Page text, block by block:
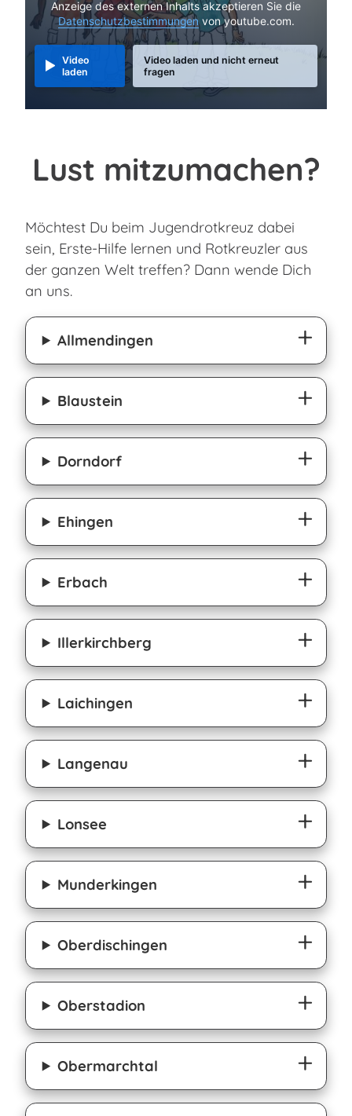
Anzeige des externen Inhalts akzeptieren Sie die
Datenschutzbestimmungenvon youtube.com.
Video
laden
Video laden und nicht erneut
fragen
Lust mitzumachen?
Möchtest Du beim Jugendrotkreuz dabei
sein, Erste-Hilfe lernen und Rotkreuzler aus
der ganzen Welt treffen? Dann wende Dich
an uns.
Allmendingen
Blaustein
Dorndorf
Ehingen
Erbach
Illerkirchberg
Laichingen
Langenau
Lonsee
Munderkingen
Oberdischingen
Oberstadion
Obermarchtal